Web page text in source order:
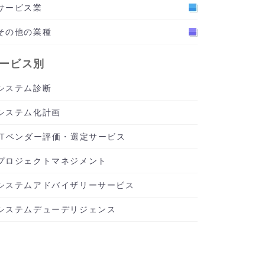
ービス業
の他の業種
ビス別
ステム診断
ステム化計画
ベンダー評価・選定サービス
ロジェクトマネジメント
ステムアドバイザリーサービス
ステムデューデリジェンス